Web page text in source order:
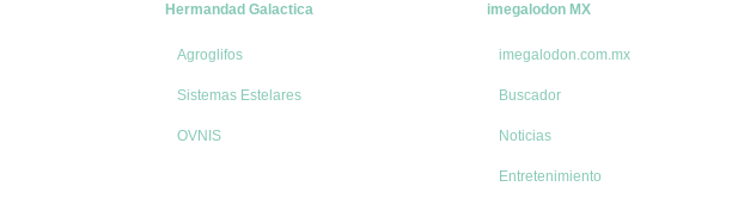
Hermandad Galactica
Agroglifos
Sistemas Estelares
OVNIS
imegalodon MX
imegalodon.com.mx
Buscador
Noticias
Entretenimiento